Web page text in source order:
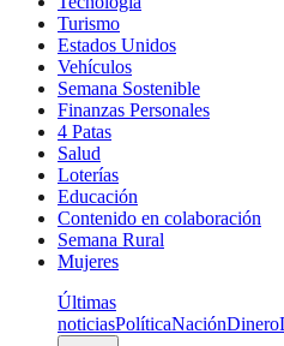
Turismo
Estados Unidos
Vehículos
Semana Sostenible
Finanzas Personales
4 Patas
Salud
Loterías
Educación
Contenido en colaboración
Semana Rural
Mujeres
Últimas
noticiasPolíticaNaciónDinero